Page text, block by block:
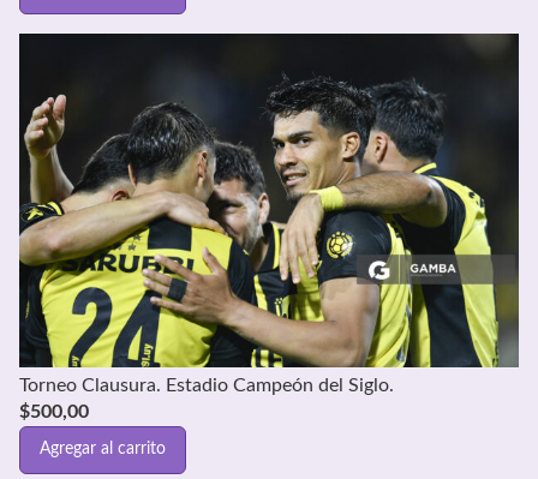
Torneo Clausura. Estadio Campeón del Siglo.
$500,00
Agregar al carrito